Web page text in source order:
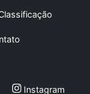
Instagram